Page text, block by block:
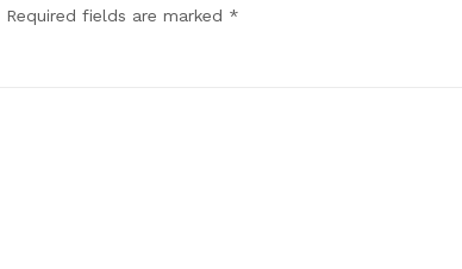
Required fields are marked *